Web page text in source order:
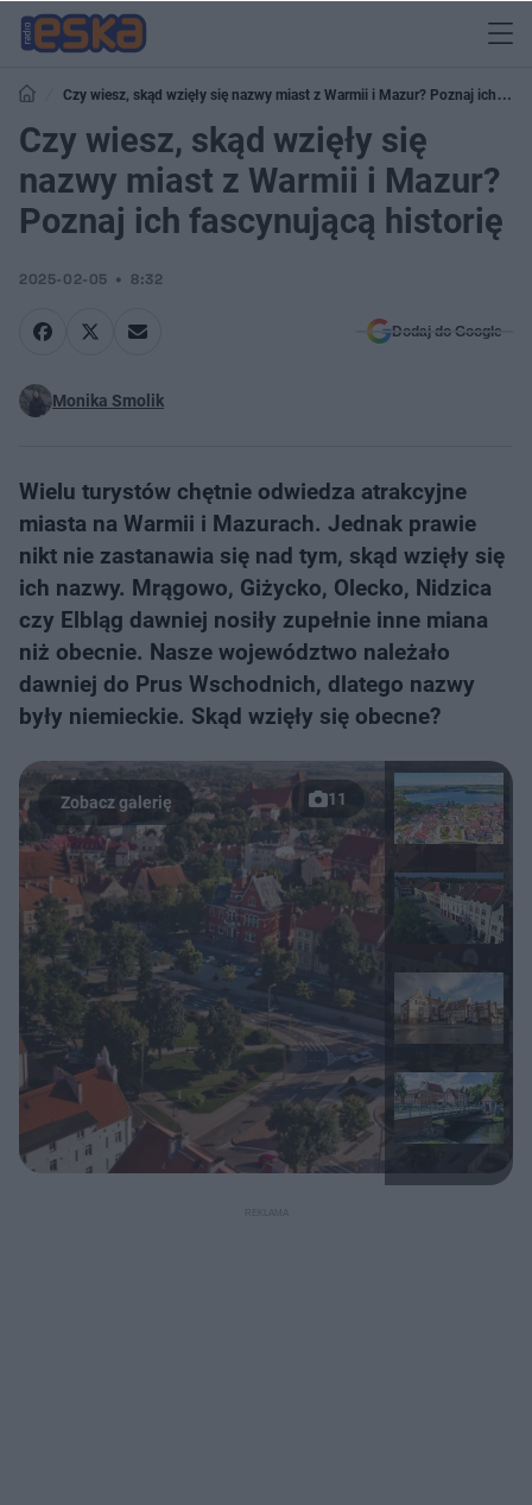
Czy wiesz, skąd wzięły się nazwy miast z Warmii i Mazur? Poznaj ich
fascynującą historię
Czy wiesz, skąd wzięły się
nazwy miast z Warmii i Mazur?
Poznaj ich fascynującą historię
2025-02-05 8:32
Dodaj do Google
Monika Smolik
Wielu turystów chętnie odwiedza atrakcyjne
miasta na Warmii i Mazurach. Jednak prawie
nikt nie zastanawia się nad tym, skąd wzięły się
ich nazwy. Mrągowo, Giżycko, Olecko, Nidzica
czy Elbląg dawniej nosiły zupełnie inne miana
niż obecnie. Nasze województwo należało
dawniej do Prus Wschodnich, dlatego nazwy
były niemieckie. Skąd wzięły się obecne?
11